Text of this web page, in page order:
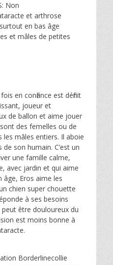
Non
et arthrose
en bas âge
et mâles de petites
en confiance est définit
joueur et
de ballon et aime jouer
des femelles ou de
les mâles entiers. Il aboie
son humain. C’est un
une famille calme,
avec jardin et qui aime
âge, Eros aime les
chien super chouette
à ses besoins
peut être douloureux du
est moins bonne à
Borderlinecollie